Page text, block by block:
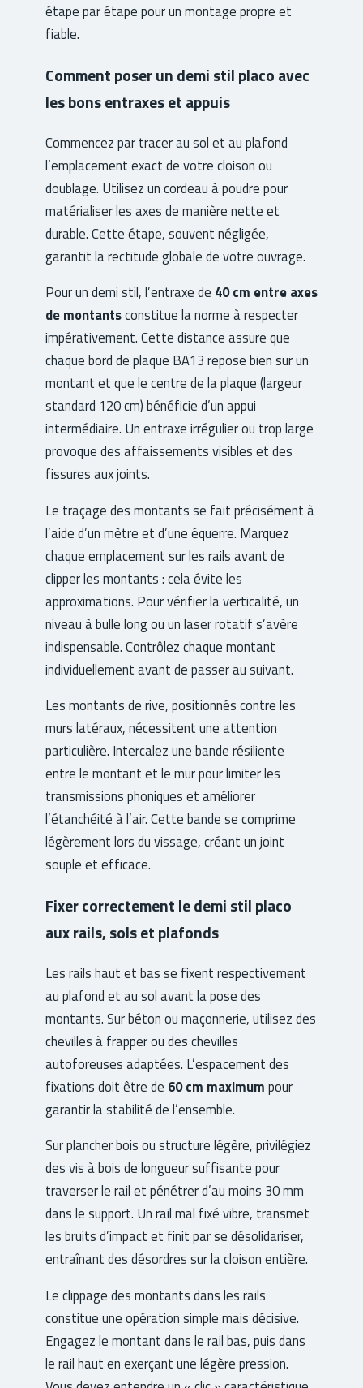
étape par étape pour un montage propre et
fiable.
Comment poser un demi stil placo avec
les bons entraxes et appuis
Commencez par tracer au sol et au plafond
l’emplacement exact de votre cloison ou
doublage. Utilisez un cordeau à poudre pour
matérialiser les axes de manière nette et
durable. Cette étape, souvent négligée,
garantit la rectitude globale de votre ouvrage.
Pour un demi stil, l’entraxe de 40 cm entre axes
de montantsconstitue la norme à respecter
impérativement. Cette distance assure que
chaque bord de plaque BA13 repose bien sur un
montant et que le centre de la plaque (largeur
standard 120 cm) bénéficie d’un appui
intermédiaire. Un entraxe irrégulier ou trop large
provoque des affaissements visibles et des
fissures aux joints.
Le traçage des montants se fait précisément à
l’aide d’un mètre et d’une équerre. Marquez
chaque emplacement sur les rails avant de
clipper les montants : cela évite les
approximations. Pour vérifier la verticalité, un
niveau à bulle long ou un laser rotatif s’avère
indispensable. Contrôlez chaque montant
individuellement avant de passer au suivant.
Les montants de rive, positionnés contre les
murs latéraux, nécessitent une attention
particulière. Intercalez une bande résiliente
entre le montant et le mur pour limiter les
transmissions phoniques et améliorer
l’étanchéité à l’air. Cette bande se comprime
légèrement lors du vissage, créant un joint
souple et efficace.
Fixer correctement le demi stil placo
aux rails, sols et plafonds
Les rails haut et bas se fixent respectivement
au plafond et au sol avant la pose des
montants. Sur béton ou maçonnerie, utilisez des
chevilles à frapper ou des chevilles
autoforeuses adaptées. L’espacement des
fixations doit être de 60 cm maximum pour
garantir la stabilité de l’ensemble.
Sur plancher bois ou structure légère, privilégiez
des vis à bois de longueur suffisante pour
traverser le rail et pénétrer d’au moins 30 mm
dans le support. Un rail mal fixé vibre, transmet
les bruits d’impact et finit par se désolidariser,
entraînant des désordres sur la cloison entière.
Le clippage des montants dans les rails
constitue une opération simple mais décisive.
Engagez le montant dans le rail bas, puis dans
le rail haut en exerçant une légère pression.